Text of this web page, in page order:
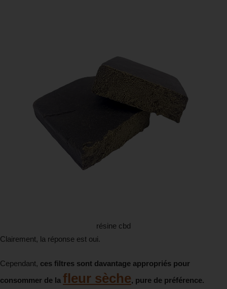
résine cbd
Clairement, la réponse est oui.
Cependant, ces filtres sont davantage appropriés pour
consommer de la fleur sèche, pure de préférence.